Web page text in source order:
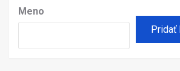
Meno